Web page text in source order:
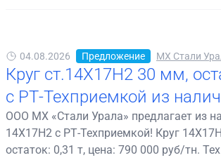
04.08.2026 Предложение МХ Стали
Круг ст.14Х17Н2 30 мм,
с РТ-Техприемкой из
ООО МХ «Стали Урала» предлагает из
14Х17Н2 с РТ-Техприемкой! Круг
остаток: 0,31 т, цена: 790 000 руб/тн.